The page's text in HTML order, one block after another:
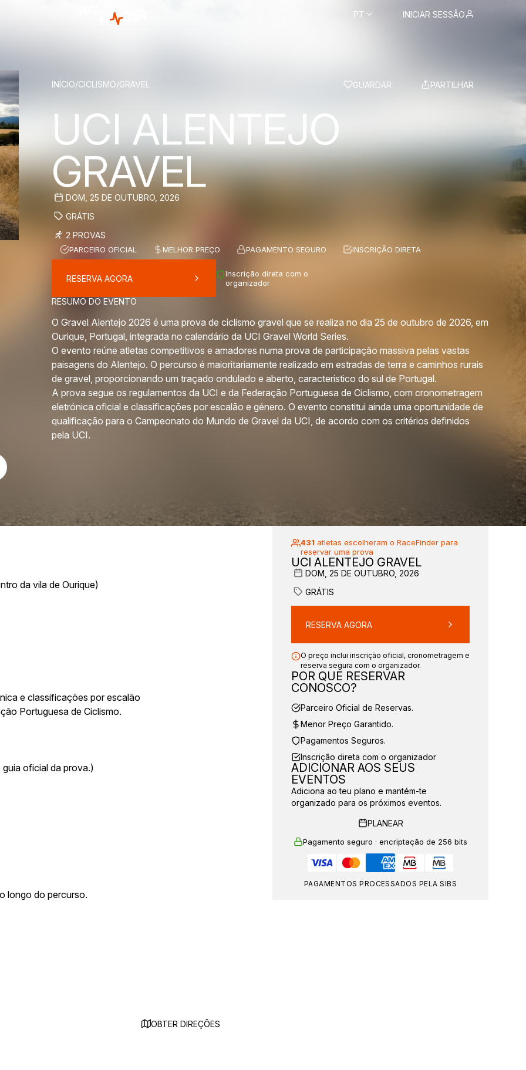
PT INICIAR SESSÃO
BREADCRUMBS
INÍCIO/CICLISMO/GRAVEL GUARDAR PARTILHAR
UCI ALENTEJO
GRAVEL
DOM, 25 DE OUTUBRO, 2026
GRÁTIS
2 PROVAS
PARCEIRO OFICIAL MELHOR PREÇO PAGAMENTO SEGURO INSCRIÇÃO DIRETA
RESERVA AGORA
Inscrição direta com o
organizador
RESUMO DO EVENTO
O Gravel Alentejo 2026 é uma prova de ciclismo gravel que se realiza no dia 25 de outubro de 2026, em
Ourique, Portugal, integrada no calendário da UCI Gravel World Series.
O evento reúne atletas competitivos e amadores numa prova de participação massiva pelas vastas
paisagens do Alentejo. O percurso é maioritariamente realizado em estradas de terra e caminhos rurais
de gravel, proporcionando um traçado ondulado e aberto, característico do sul de Portugal.
A prova segue os regulamentos da UCI e da Federação Portuguesa de Ciclismo, com cronometragem
eletrónica oficial e classificações por escalão e género. O evento constitui ainda uma oportunidade de
qualificação para o Campeonato do Mundo de Gravel da UCI, de acordo com os critérios definidos
pela UCI.
da vila de Ourique)
e classificações por escalão
Portuguesa de Ciclismo.
oficial da prova.)
longo do percurso.
OBTER DIREÇÕES
431 atletas escolheram o RaceFinder para
reservar uma prova
UCI ALENTEJO GRAVEL
DOM, 25 DE OUTUBRO, 2026
GRÁTIS
RESERVA AGORA
O preço inclui inscrição oficial, cronometragem e
reserva segura com o organizador.
POR QUE RESERVAR
CONOSCO?
Parceiro Oficial de Reservas.
Menor Preço Garantido.
Pagamentos Seguros.
Inscrição direta com o organizador
ADICIONAR AOS SEUS
EVENTOS
Adiciona ao teu plano e mantém-te
organizado para os próximos eventos.
PLANEAR
Pagamento seguro · encriptação de 256 bits
PAGAMENTOS PROCESSADOS PELA SIBS